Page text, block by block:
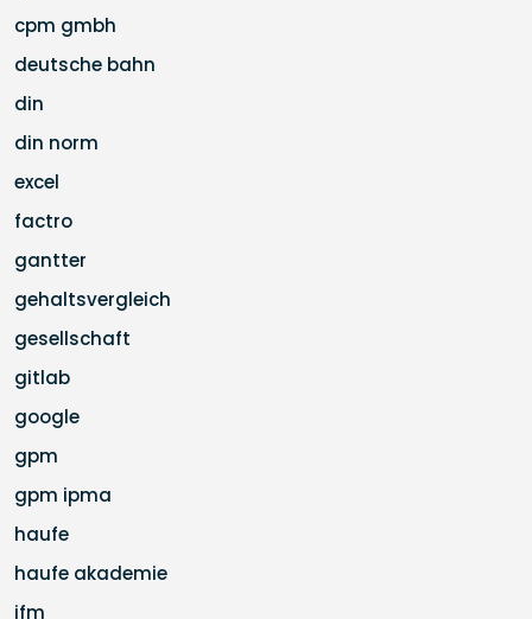
cpm gmbh
deutsche bahn
din
din norm
excel
factro
gantter
gehaltsvergleich
gesellschaft
gitlab
google
gpm
gpm ipma
haufe
haufe akademie
ifm